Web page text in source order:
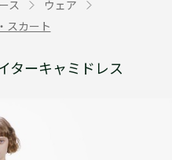
ス ウェア
スカート
ターキャミドレス